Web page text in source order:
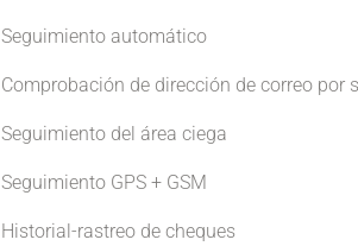
Seguimiento automático
Comprobación de dirección de correo por
Seguimiento del área ciega
Seguimiento GPS + GSM
Historial-rastreo de cheques